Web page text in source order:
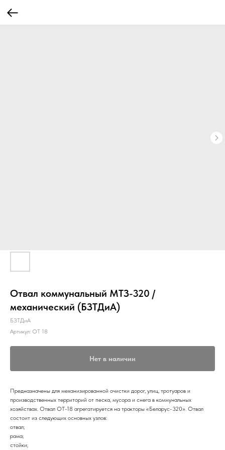
Отвал коммунальный МТЗ-320 /
механический (БЗТДиА)
БЗТДиА
Артикул: ОТ 18
Нет в наличии
Предназначены для механизированной очистки дорог, улиц, тротуаров и
производственных территорий от песка, мусора и снега в коммунальных
хозяйствах. Отвал ОТ-18 агрегатируется на тракторы «Беларус-320». Отвал
состоит из следующих основных узлов:
отвал;
рама;
стойки;